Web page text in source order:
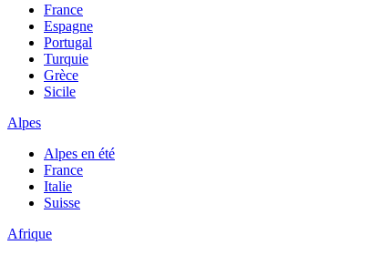
France
Espagne
Portugal
Turquie
Grèce
Sicile
Alpes
Alpes en été
France
Italie
Suisse
Afrique